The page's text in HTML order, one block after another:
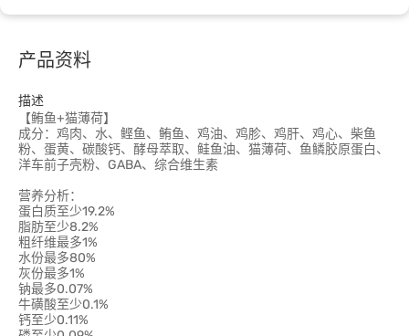
产品资料
描述
【鲔鱼+猫薄荷】
成分：鸡肉、水、鲣鱼、鲔鱼、鸡油、鸡胗、鸡肝、鸡心、柴鱼
粉、蛋黄、碳酸钙、酵母萃取、鲑鱼油、猫薄荷、鱼鳞胶原蛋白、
洋车前子壳粉、GABA、综合维生素
营养分析：
蛋白质至少19.2%
脂肪至少8.2%
粗纤维最多1%
水份最多80%
灰份最多1%
钠最多0.07%
牛磺酸至少0.1%
钙至少0.11%